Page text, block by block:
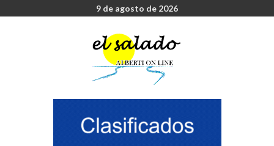
9 de agosto de 2026